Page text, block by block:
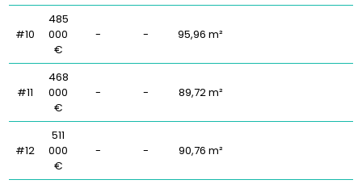
#10
485
000
€
- - 95,96 m²
#11
468
000
€
- - 89,72 m²
#12
511
000
€
- - 90,76 m²